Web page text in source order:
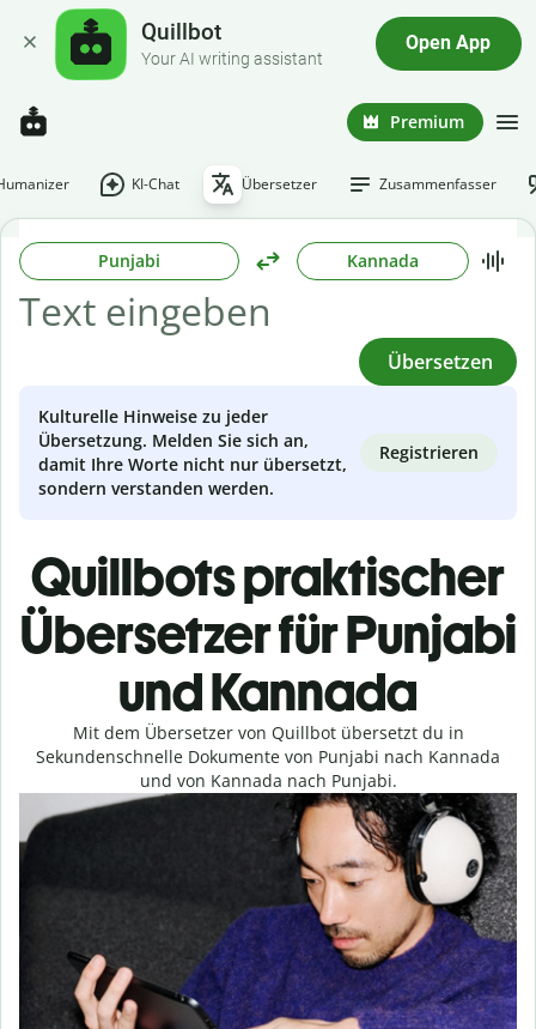
Quillbot
Your AI writing assistant
Open App
Premium
KI-Chat Übersetzer Zusammenfasser
Punjabi Kannada
Übersetzen
Kulturelle Hinweise zu jeder
Übersetzung. Melden Sie sich an,
damit Ihre Worte nicht nur übersetzt,
sondern verstanden werden.
Registrieren
Quillbots praktischer
Übersetzer für Punjabi
und Kannada
Mit dem Übersetzer von Quillbot übersetzt du in
Sekundenschnelle Dokumente von Punjabi nach Kannada
und von Kannada nach Punjabi.